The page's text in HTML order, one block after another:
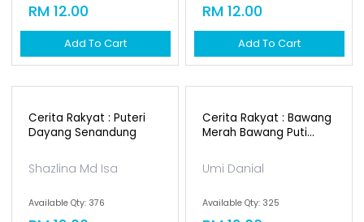
RM 12.00
Add To Cart
Cerita Rakyat : Puteri
Santubong Puteri ...
Available Qty: 27
RM 12.00